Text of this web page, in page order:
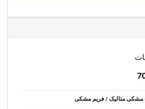
متالیک / فریم مشکی